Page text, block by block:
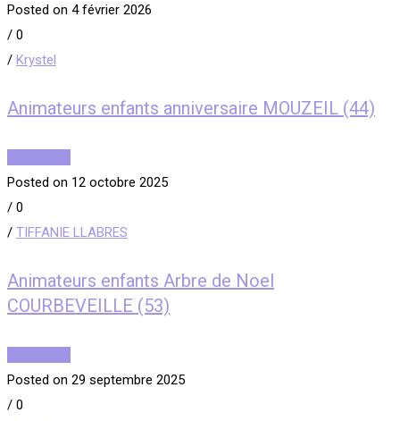
Posted on 4 février 2026
/ 0
/ Krystel
Animateurs enfants anniversaire MOUZEIL (44)
Posted on 12 octobre 2025
/ 0
/ TIFFANIE LLABRES
Animateurs enfants Arbre de Noel
COURBEVEILLE (53)
Posted on 29 septembre 2025
/ 0